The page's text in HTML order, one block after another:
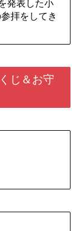
発表した小
拝をしてき
じ＆お守